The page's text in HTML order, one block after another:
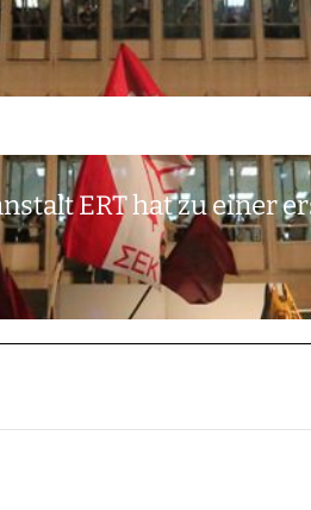
ERT hat zu